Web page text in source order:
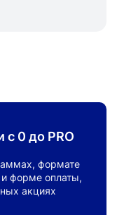
с 0 до PRO
формате
форме оплаты,
акциях